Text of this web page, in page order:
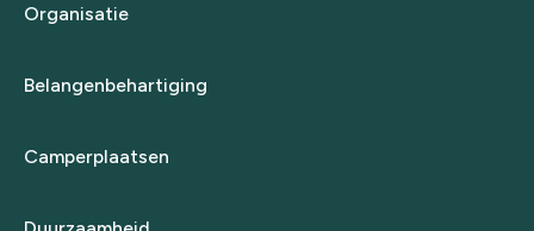
Organisatie
Belangenbehartiging
Camperplaatsen